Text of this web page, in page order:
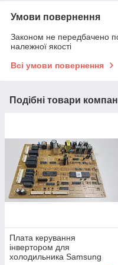
Умови повернення
Законом не передбачено
належної якості
Всі умови повернення
Подібні товари
Плата керування
інвертором для
холодильника Samsung